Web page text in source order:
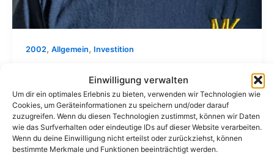
Einwilligung verwalten
Um dir ein optimales Erlebnis zu bieten, verwenden wir Technologien wie
Cookies, um Geräteinformationen zu speichern und/oder darauf
zuzugreifen. Wenn du diesen Technologien zustimmst, können wir Daten
wie das Surfverhalten oder eindeutige IDs auf dieser Website verarbeiten.
Wenn du deine Einwilligung nicht erteilst oder zurückziehst, können
bestimmte Merkmale und Funktionen beeinträchtigt werden.
2002, Allgemein, Investition
Felix/ 31.12.2002
Im Jahr 2002 zog die Firma nach Halblech. Dort
waren wir vorerst zur Untermiete bei der Firma Mathe
GmbH.